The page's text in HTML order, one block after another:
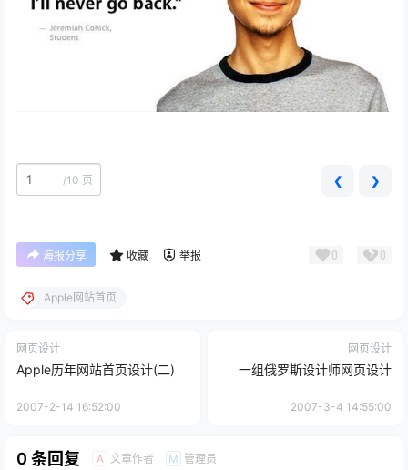
/10 页 ❮ ❯
海报分享 收藏 举报 0 0
Apple网站首页
网页设计
Apple历年网站首页设计(二)
2007-2-14 16:52:00
网页设计
一组俄罗斯设计师网页设计
2007-3-4 14:55:00
0 条回复 A 文章作者 M 管理员